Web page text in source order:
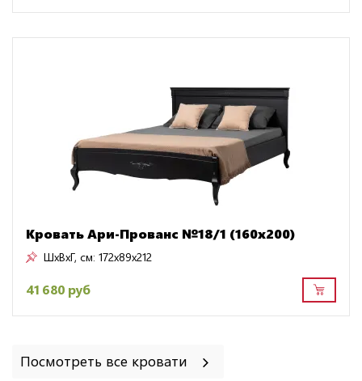
Кровать Ари-Прованс №18/1 (160х200)
ШxВxГ, см: 172x89x212
41 680 руб
Посмотреть все кровати